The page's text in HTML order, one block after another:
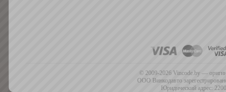
© 2009-2026 Vincode.by —
ООО Винкодавто
Юридический адрес: